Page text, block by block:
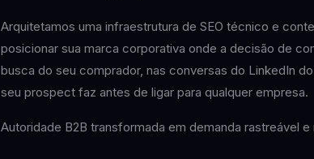
Arquitetamos uma infraestrutura de SEO técnico e
posicionar sua marca corporativa onde a decisão de
busca do seu comprador, nas conversas do LinkedIn
seu prospect faz antes de ligar para qualquer empresa.
Autoridade B2B transformada em demanda rastreável e